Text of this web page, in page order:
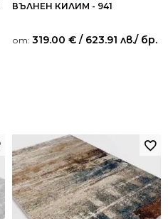
ВЪЛНЕН КИЛИМ - 941
от: 319.00 € / 623.91 лв./ бр.